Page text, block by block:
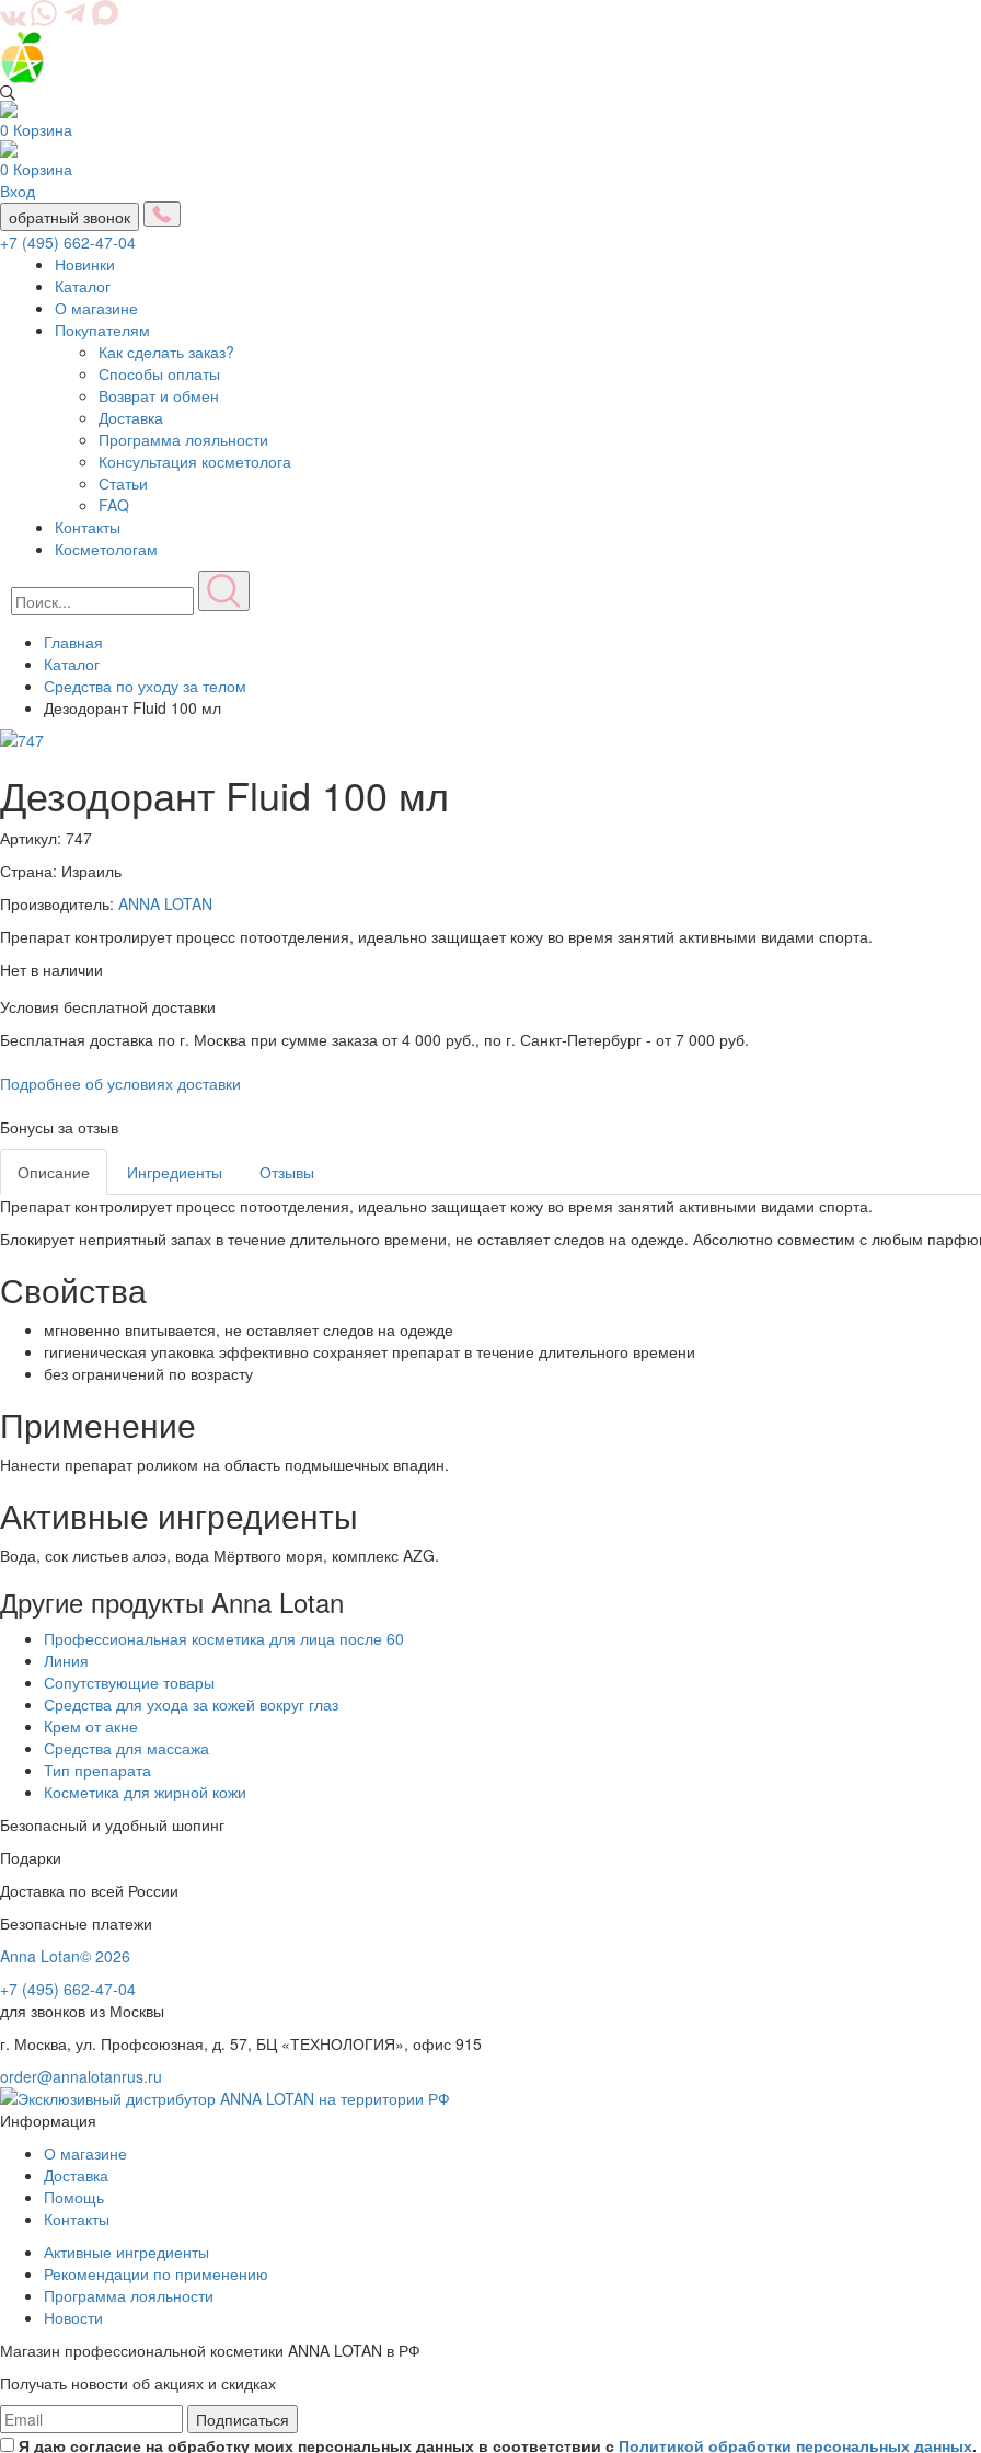
0 Корзина
0 Корзина
Вход
обратный звонок
+7 (495) 662-47-04
Новинки
Каталог
О магазине
Покупателям
Как сделать заказ?
Способы оплаты
Возврат и обмен
Доставка
Программа лояльности
Консультация косметолога
Статьи
FAQ
Контакты
Косметологам
Главная
Каталог
Средства по уходу за телом
Дезодорант Fluid 100 мл
Дезодорант Fluid 100 мл
Артикул: 747
Страна: Израиль
Производитель: ANNA LOTAN
Препарат контролирует процесс потоотделения, идеально защищает кожу во время занятий активными видами спорта.
Нет в наличии
Условия бесплатной доставки
Бесплатная доставка по г. Москва при сумме заказа от 4 000 руб., по г. Санкт-Петербург - от 7 000 руб.
Подробнее об условиях доставки
Бонусы за отзыв
Описание Ингредиенты
Отзывы
Препарат контролирует процесс потоотделения, идеально защищает кожу во время занятий активными видами спорта.
Блокирует неприятный запах в течение длительного времени, не оставляет следов на одежде. Абсолютно совместим с любым
Свойства
мгновенно впитывается, не оставляет следов на одежде
гигиеническая упаковка эффективно сохраняет препарат в течение длительного времени
без ограничений по возрасту
Применение
Нанести препарат роликом на область подмышечных впадин.
Активные ингредиенты
Вода, сок листьев алоэ, вода Мёртвого моря, комплекс AZG.
Другие продукты Anna Lotan
Профессиональная косметика для лица после 60
Линия
Сопутствующие товары
Средства для ухода за кожей вокруг глаз
Крем от акне
Средства для массажа
Тип препарата
Косметика для жирной кожи
Безопасный и удобный шопинг
Подарки
Доставка по всей России
Безопасные платежи
Anna Lotan© 2026
+7 (495) 662-47-04
для звонков из Москвы
г. Москва, ул. Профсоюзная, д. 57, БЦ «ТЕХНОЛОГИЯ», офис 915
order@annalotanrus.ru
Информация
О магазине
Доставка
Помощь
Контакты
Активные ингредиенты
Рекомендации по применению
Программа лояльности
Новости
Магазин профессиональной косметики ANNA LOTAN в РФ
Получать новости об акциях и скидках
Подписаться
Я даю согласие на обработку моих персональных данных в соответствии с Политикой обработки персональных данных.